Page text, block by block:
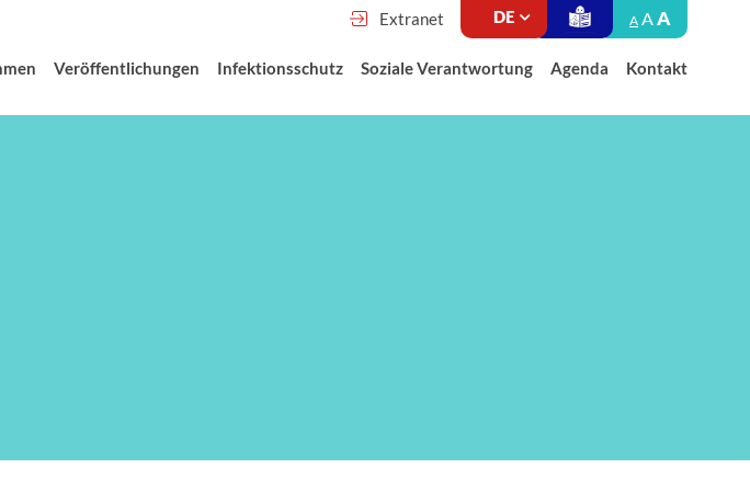
Extranet A AA
Veröffentlichungen Infektionsschutz Soziale Verantwortung Agenda Kontakt